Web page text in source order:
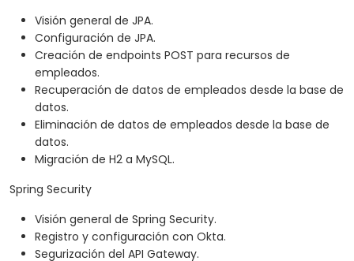
Visión general de JPA.
Configuración de JPA.
Creación de endpoints POST para recursos de
empleados.
Recuperación de datos de empleados desde la base de
datos.
Eliminación de datos de empleados desde la base de
datos.
Migración de H2 a MySQL.
Spring Security
Visión general de Spring Security.
Registro y configuración con Okta.
Segurización del API Gateway.